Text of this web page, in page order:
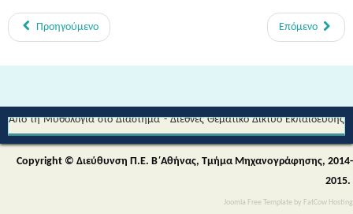
Joomla Free Template by FatCow Hosting
Προηγούμενο Επόμενο
για την Αειφορία (Περιβαλλοντικής & Πολιτιστικής Εκπαίδευσης)
Copyright © Διεύθυνση Π.Ε. Β΄Αθήνας, Τμήμα Μηχανογράφησης, 2014-
2015.